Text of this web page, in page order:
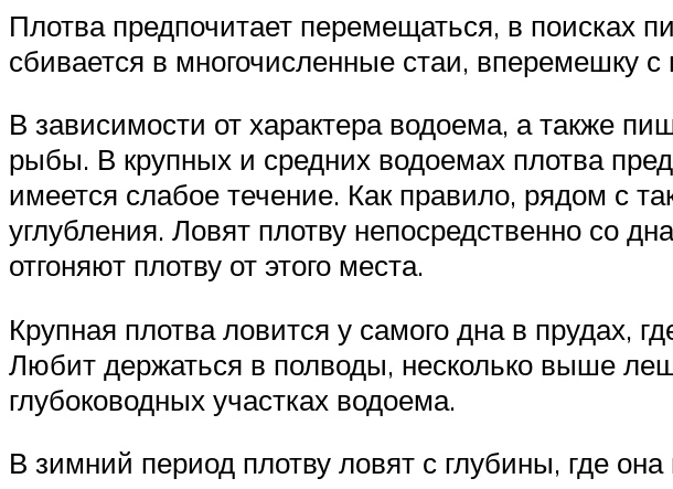
Плотва предпочитает перемещаться, в поисках
сбивается в многочисленные стаи, вперемешку
В зависимости от характера водоема, а также
рыбы. В крупных и средних водоемах плотва
имеется слабое течение. Как правило, рядом с
углубления. Ловят плотву непосредственно со
отгоняют плотву от этого места.
Крупная плотва ловится у самого дна в прудах,
Любит держаться в полводы, несколько выше
глубоководных участках водоема.
В зимний период плотву ловят с глубины, где